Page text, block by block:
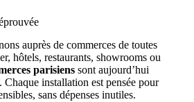
auprès de commerces de toutes
hôtels, restaurants, showrooms ou
parisiens sont aujourd’hui
Chaque installation est pensée pour
sans dépenses inutiles.